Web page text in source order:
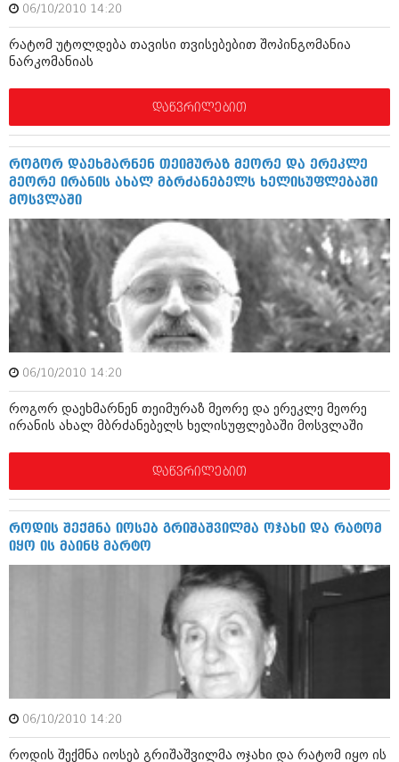
ავტორჩევები
ბელადები
თემიდას სასწორი
იუმორი
კალეიდოსკოპი
ჰოროსკოპი და შეუცნობელი
კრიმინალი
რომანი და დეტექტივი
სახალისო ამბები
შოუბიზნესი
დაიჯესტი
ანონსი
არქივი
აგვისტო 2018 (162)
ივლისი 2018 (223)
ივნისი 2018 (244)
მაისი 2018 (211)
აპრილი 2018 (194)
თებერვალი 2018 (208)
გვარები
თემიდას სასწორი
ჰოროსკოპი და შეუცნობელი
კრიმინალი
რომანი და დეტექტივი
სახალისო ამბები
შოუბიზნესი
დაიჯესტი
ქალი და მამაკაცი
ისტორია
სხვადასხვა
არქივი
ნოემბერი 2020 (103)
06/10/2010 14:20
რატომ უტოლდება თავისი თვისებებით შოპინგომანია
ნარკომანიას
დაწვრილებით
როგორ დაეხმარნენ თეიმურაზ მეორე და ერეკლე
მეორე ირანის ახალ მბრძანებელს ხელისუფლებაში
მოსვლაში
06/10/2010 14:20
როგორ დაეხმარნენ თეიმურაზ მეორე და ერეკლე მეორე
ირანის ახალ მბრძანებელს ხელისუფლებაში მოსვლაში
დაწვრილებით
როდის შექმნა იოსებ გრიშაშვილმა ოჯახი და რატომ
იყო ის მაინც მარტო
06/10/2010 14:20
როდის შექმნა იოსებ გრიშაშვილმა ოჯახი და რატომ იყო ის